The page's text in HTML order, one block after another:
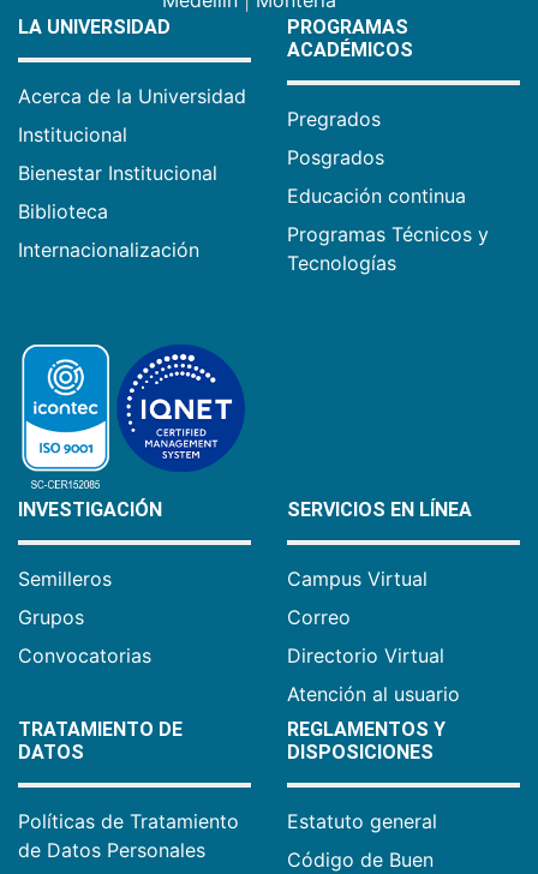
LA UNIVERSIDAD
Acerca de la Universidad
Institucional
Bienestar Institucional
Biblioteca
Internacionalización
PROGRAMAS
ACADÉMICOS
Pregrados
Posgrados
Educación continua
Programas Técnicos y
Tecnologías
INVESTIGACIÓN
Semilleros
Grupos
Convocatorias
SERVICIOS EN LÍNEA
Campus Virtual
Correo
Directorio Virtual
Atención al usuario
TRATAMIENTO DE
DATOS
Políticas de Tratamiento
de Datos Personales
REGLAMENTOS Y
DISPOSICIONES
Estatuto general
Código de Buen